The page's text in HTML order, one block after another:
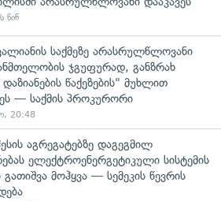
წინ
საქმეზე არასრულწლოვანი
ჯგუფურად, განზრახ
დაზიანების წაქეზების" მუხლით
— საქმის პროკურორი
20:48
აგრეგატებზე დაგეგმილ
ელექტროენერგეტიკული სისტემის
მოჰყვა — სემეკის წევრის